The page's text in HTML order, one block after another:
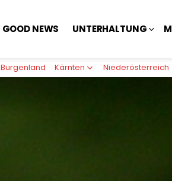
GOOD NEWS UNTERHALTUNG
Burgenland Kärnten Niederösterreich